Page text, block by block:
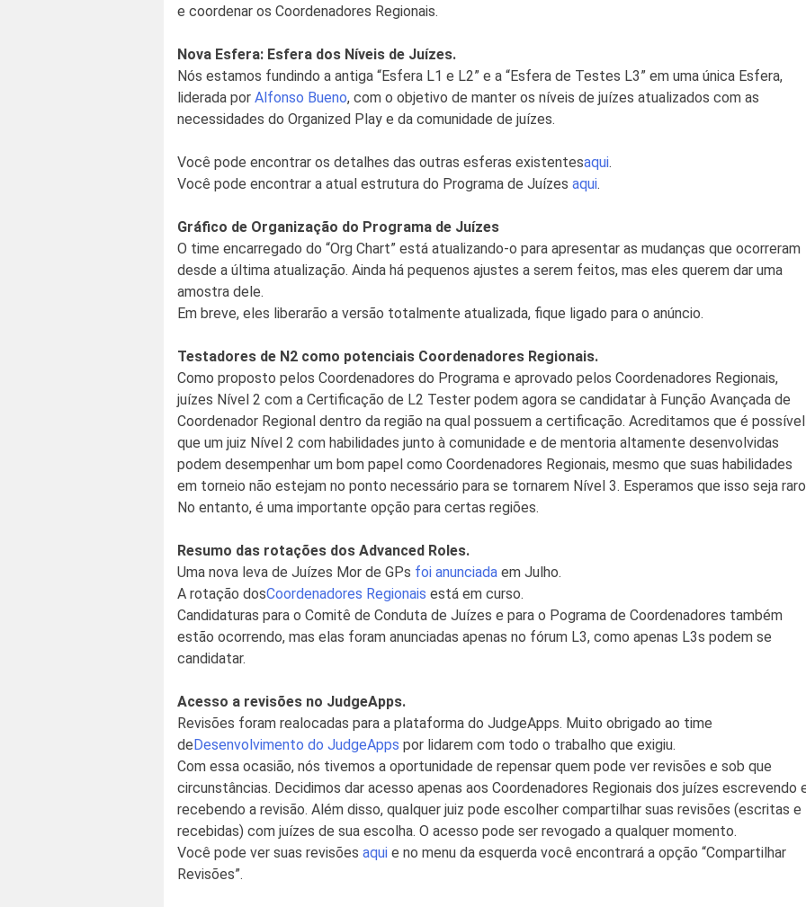
e coordenar os Coordenadores Regionais.
Nova Esfera: Esfera dos Níveis de Juízes.
Nós estamos fundindo a antiga “Esfera L1 e L2” e a “Esfera de Testes L3” em uma única Esfera,
liderada por Alfonso Bueno, com o objetivo de manter os níveis de juízes atualizados com as
necessidades do Organized Play e da comunidade de juízes.
Você pode encontrar os detalhes das outras esferas existentesaqui.
Você pode encontrar a atual estrutura do Programa de Juízes aqui.
Gráfico de Organização do Programa de Juízes
O time encarregado do “Org Chart” está atualizando-o para apresentar as mudanças que ocorreram
desde a última atualização. Ainda há pequenos ajustes a serem feitos, mas eles querem dar uma
amostra dele.
Em breve, eles liberarão a versão totalmente atualizada, fique ligado para o anúncio.
Testadores de N2 como potenciais Coordenadores Regionais.
Como proposto pelos Coordenadores do Programa e aprovado pelos Coordenadores Regionais,
juízes Nível 2 com a Certificação de L2 Tester podem agora se candidatar à Função Avançada de
Coordenador Regional dentro da região na qual possuem a certificação. Acreditamos que é possível
que um juiz Nível 2 com habilidades junto à comunidade e de mentoria altamente desenvolvidas
podem desempenhar um bom papel como Coordenadores Regionais, mesmo que suas habilidades
em torneio não estejam no ponto necessário para se tornarem Nível 3. Esperamos que isso seja
No entanto, é uma importante opção para certas regiões.
Resumo das rotações dos Advanced Roles.
Uma nova leva de Juízes Mor de GPs foi anunciada em Julho.
A rotação dosCoordenadores Regionais está em curso.
Candidaturas para o Comitê de Conduta de Juízes e para o Pograma de Coordenadores também
estão ocorrendo, mas elas foram anunciadas apenas no fórum L3, como apenas L3s podem se
candidatar.
Acesso a revisões no JudgeApps.
Revisões foram realocadas para a plataforma do JudgeApps. Muito obrigado ao time
de Desenvolvimento do JudgeApps por lidarem com todo o trabalho que exigiu.
Com essa ocasião, nós tivemos a oportunidade de repensar quem pode ver revisões e sob que
circunstâncias. Decidimos dar acesso apenas aos Coordenadores Regionais dos juízes escrevendo
recebendo a revisão. Além disso, qualquer juiz pode escolher compartilhar suas revisões (escritas e
recebidas) com juízes de sua escolha. O acesso pode ser revogado a qualquer momento.
Você pode ver suas revisões aqui e no menu da esquerda você encontrará a opção “Compartilhar
Revisões”.